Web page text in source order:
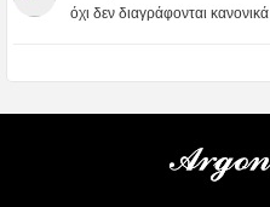
όχι δεν διαγράφονται κανονικά